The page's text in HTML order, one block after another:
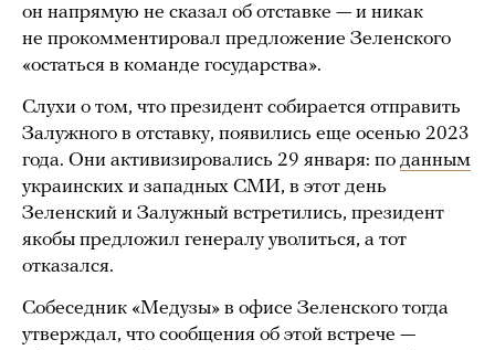
он напрямую не сказал об отставке — и никак
не прокомментировал предложение Зеленского
«остаться в команде государства».
Слухи о том, что президент собирается отправить
Залужного в отставку, появились еще осенью 2023
года. Они активизировались 29 января: по данным
украинских и западных СМИ, в этот день
Зеленский и Залужный встретились, президент
якобы предложил генералу уволиться, а тот
отказался.
Собеседник «Медузы» в офисе Зеленского тогда
утверждал, что сообщения об этой встрече —